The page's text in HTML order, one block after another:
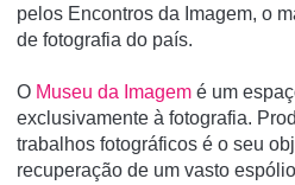
pelos Encontros da Imagem, o
de fotografia do paí­s.
O Museu da Imagem é um
exclusivamente à fotografia.
trabalhos fotográficos é o seu
recuperação de um vasto